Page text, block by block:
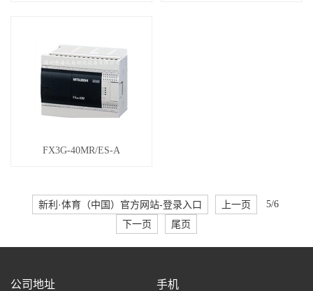
FX3G-40MR/ES-A
新利·体育（中国）官方网站-登录入口 上一页 5/6
下一页 尾页
公司地址 手机